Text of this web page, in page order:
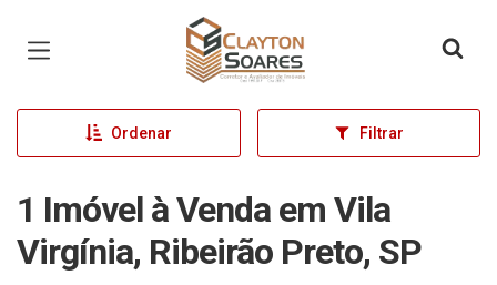
Página inicial
Ordenar Filtrar
1 Imóvel à Venda em Vila
Virgínia, Ribeirão Preto, SP